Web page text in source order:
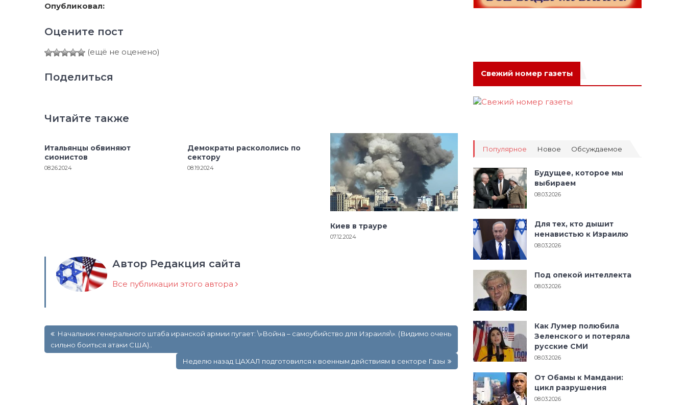
Опубликовал:
Оцените пост
(ещё не оценено)
Поделиться
Читайте также
Итальянцы обвиняют
сионистов
08.26.2024
Демократы раскололись по
сектору
08.19.2024
Киев в трауре
07.12.2024
Автор Редакция сайта
Все публикации этого автора
по
записям
Начальник генерального штаба иранской армии пугает: \»Война – самоубийство для Израиля\». (Видимо очень
сильно боиться атаки США)..
Неделю назад ЦАХАЛ подготовился к военным действиям в секторе Газы
Свежий номер газеты
Популярное Новое Обсуждаемое
Будущее, которое мы
выбираем
08.03.2026
Для тех, кто дышит
ненавистью к Израилю
08.03.2026
Под опекой интеллекта
08.03.2026
Как Лумер полюбила
Зеленского и потеряла
русские СМИ
08.03.2026
От Обамы к Мамдани:
цикл разрушения
08.03.2026